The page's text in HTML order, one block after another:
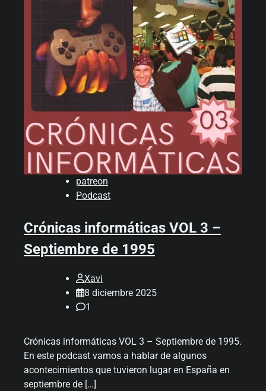
patreon
Podcast
Crónicas informáticas VOL 3 –
Septiembre de 1995
Xavi
8 diciembre 2025
1
Crónicas informáticas VOL 3 – Septiembre de 1995.
En este podcast vamos a hablar de algunos
acontecimientos que tuvieron lugar en España en
septiembre de […]